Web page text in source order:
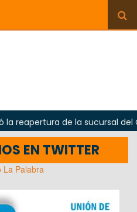
la sucursal del Correo
EN TWITTER
La Palabra